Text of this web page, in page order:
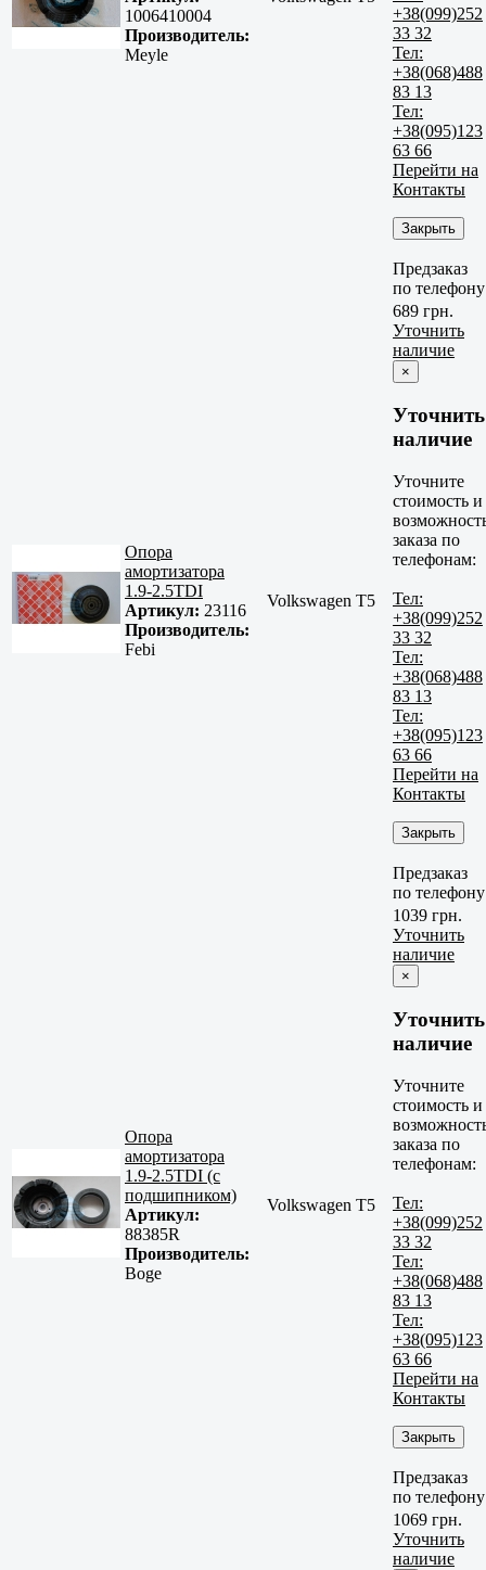
1006410004
Производитель:
Meyle
+38(099)252
33 32
Тел:
+38(068)488
83 13
Тел:
+38(095)123
63 66
Перейти на
Контакты
Закрыть
Предзаказ
по телефону
Опора
амортизатора
1.9-2.5TDI
Артикул: 23116
Производитель:
Febi
Volkswagen T5
689 грн.
Уточнить
наличие
×
Уточнить
наличие
Уточните
стоимость и
заказа по
телефонам:
Тел:
+38(099)252
33 32
Тел:
+38(068)488
83 13
Тел:
+38(095)123
63 66
Перейти на
Контакты
Закрыть
Предзаказ
по телефону
Опора
амортизатора
1.9-2.5TDI (с
подшипником)
Артикул:
88385R
Производитель:
Boge
Volkswagen T5
1039 грн.
Уточнить
наличие
×
Уточнить
наличие
Уточните
стоимость и
заказа по
телефонам:
Тел:
+38(099)252
33 32
Тел:
+38(068)488
83 13
Тел:
+38(095)123
63 66
Перейти на
Контакты
Закрыть
Предзаказ
по телефону
1069 грн.
Уточнить
наличие